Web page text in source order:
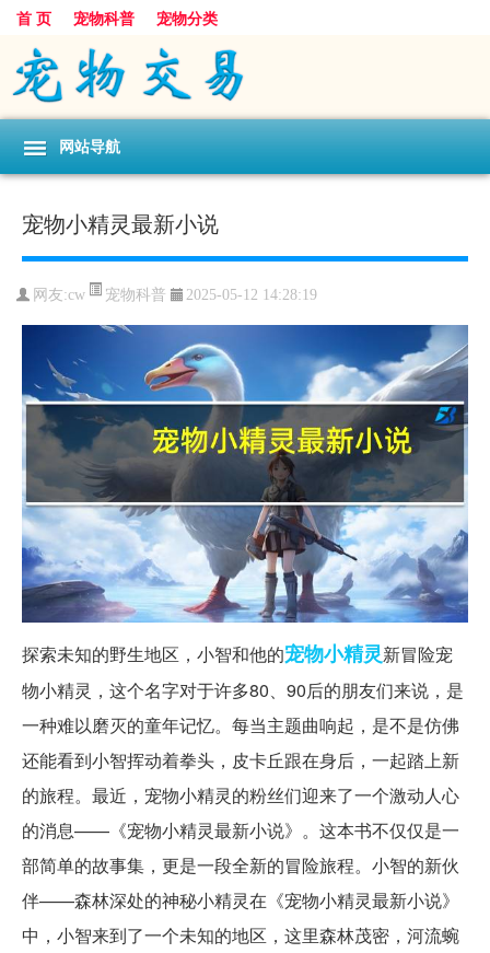
首 页 宠物科普 宠物分类
网站导航
宠物小精灵最新小说
网友:cw 宠物科普 2025-05-12 14:28:19
探索未知的野生地区，小智和他的宠物小精灵新冒险宠
物小精灵，这个名字对于许多80、90后的朋友们来说，是
一种难以磨灭的童年记忆。每当主题曲响起，是不是仿佛
还能看到小智挥动着拳头，皮卡丘跟在身后，一起踏上新
的旅程。最近，宠物小精灵的粉丝们迎来了一个激动人心
的消息——《宠物小精灵最新小说》。这本书不仅仅是一
部简单的故事集，更是一段全新的冒险旅程。小智的新伙
伴——森林深处的神秘小精灵在《宠物小精灵最新小说》
中，小智来到了一个未知的地区，这里森林茂密，河流蜿